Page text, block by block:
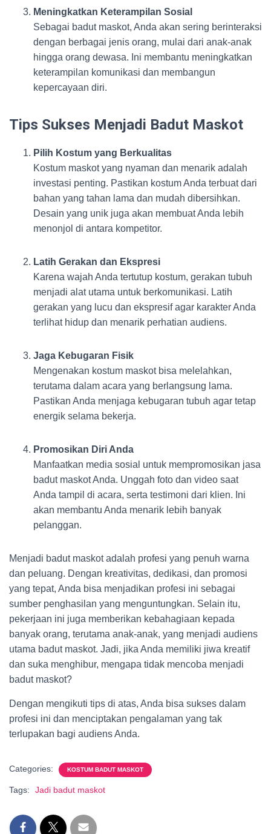
Meningkatkan Keterampilan Sosial
Sebagai badut maskot, Anda akan sering berinteraksi
dengan berbagai jenis orang, mulai dari anak-anak
hingga orang dewasa. Ini membantu meningkatkan
keterampilan komunikasi dan membangun
kepercayaan diri.
Tips Sukses Menjadi Badut Maskot
Pilih Kostum yang Berkualitas
Kostum maskot yang nyaman dan menarik adalah
investasi penting. Pastikan kostum Anda terbuat dari
bahan yang tahan lama dan mudah dibersihkan.
Desain yang unik juga akan membuat Anda lebih
menonjol di antara kompetitor.
Latih Gerakan dan Ekspresi
Karena wajah Anda tertutup kostum, gerakan tubuh
menjadi alat utama untuk berkomunikasi. Latih
gerakan yang lucu dan ekspresif agar karakter Anda
terlihat hidup dan menarik perhatian audiens.
Jaga Kebugaran Fisik
Mengenakan kostum maskot bisa melelahkan,
terutama dalam acara yang berlangsung lama.
Pastikan Anda menjaga kebugaran tubuh agar tetap
energik selama bekerja.
Promosikan Diri Anda
Manfaatkan media sosial untuk mempromosikan jasa
badut maskot Anda. Unggah foto dan video saat
Anda tampil di acara, serta testimoni dari klien. Ini
akan membantu Anda menarik lebih banyak
pelanggan.
Menjadi badut maskot adalah profesi yang penuh warna
dan peluang. Dengan kreativitas, dedikasi, dan promosi
yang tepat, Anda bisa menjadikan profesi ini sebagai
sumber penghasilan yang menguntungkan. Selain itu,
pekerjaan ini juga memberikan kebahagiaan kepada
banyak orang, terutama anak-anak, yang menjadi audiens
utama badut maskot. Jadi, jika Anda memiliki jiwa kreatif
dan suka menghibur, mengapa tidak mencoba menjadi
badut maskot?
Dengan mengikuti tips di atas, Anda bisa sukses dalam
profesi ini dan menciptakan pengalaman yang tak
terlupakan bagi audiens Anda.
Categories: KOSTUM BADUT MASKOT
Tags: Jadi badut maskot